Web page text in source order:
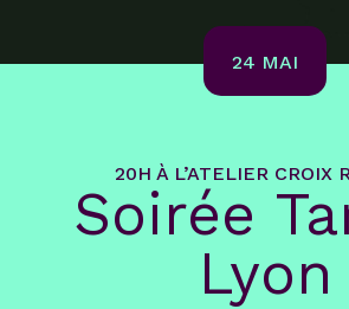
24 MAI
20H À L’ATELIER CROIX
Soirée
Lyon